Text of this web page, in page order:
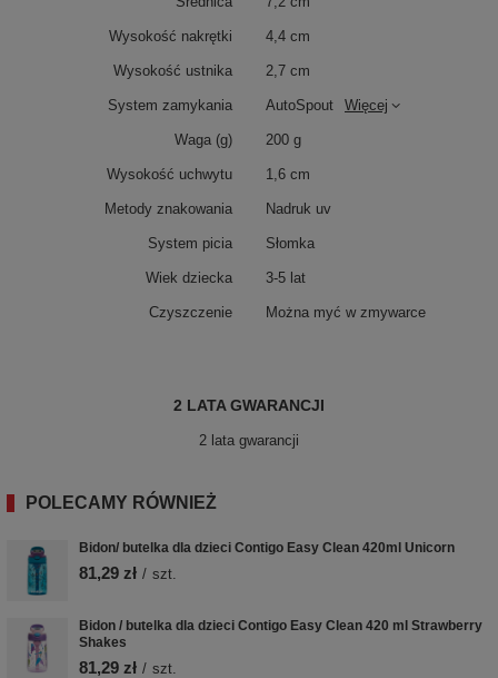
Wysokość nakrętki 4,4 cm
Wysokość ustnika 2,7 cm
System zamykania AutoSpout Więcej
Waga (g) 200 g
Wysokość uchwytu 1,6 cm
Metody znakowania Nadruk uv
System picia Słomka
Wiek dziecka 3-5 lat
Czyszczenie Można myć w zmywarce
2 LATA GWARANCJI
2 lata gwarancji
POLECAMY RÓWNIEŻ
Bidon/ butelka dla dzieci Contigo Easy Clean 420ml Unicorn
81,29 zł / szt.
Bidon / butelka dla dzieci Contigo Easy Clean 420 ml Strawberry
Shakes
81,29 zł / szt.